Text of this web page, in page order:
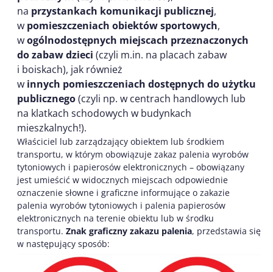
na przystankach komunikacji publicznej,
w pomieszczeniach obiektów sportowych,
wogólnodostępnych miejscach przeznaczonych
do zabaw dzieci (czyli m.in. na placach zabaw
i boiskach), jak również
w innych pomieszczeniach dostępnych do użytku
publicznego(czyli np. w centrach handlowych lub
na klatkach schodowych w budynkach
mieszkalnych!).
Właściciel lub zarządzający obiektem lub środkiem
transportu, w którym obowiązuje zakaz palenia wyrobów
tytoniowych i papierosów elektronicznych – obowiązany
jest umieścić w widocznych miejscach odpowiednie
oznaczenie słowne i graficzne informujące o zakazie
palenia wyrobów tytoniowych i palenia papierosów
elektronicznych na terenie obiektu lub w środku
transportu. Znak graficzny zakazu palenia, przedstawia się
w następujący sposób: